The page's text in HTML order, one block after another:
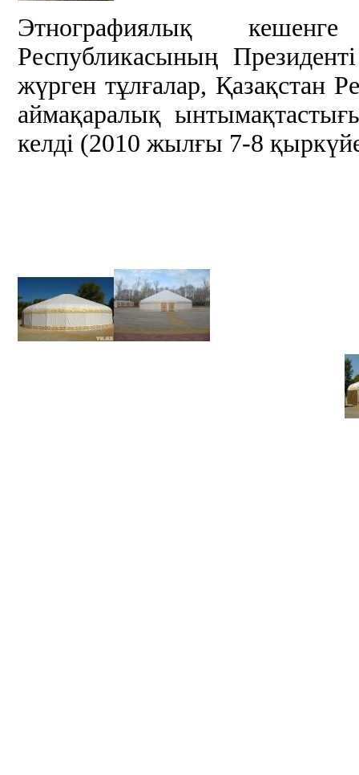
Этнографиялық
Республикасының
жүрген тұлғалар, Қазақстан
аймақаралық
келді (2010 жылғы 7-8